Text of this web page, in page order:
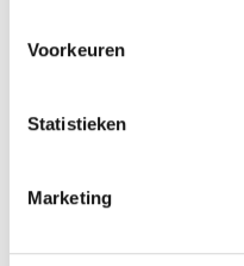
Voorkeuren
Statistieken
Marketing
Aankomende